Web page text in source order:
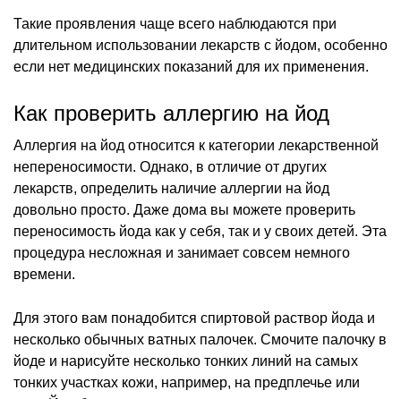
Такие проявления чаще всего наблюдаются при
длительном использовании лекарств с йодом, особенно
если нет медицинских показаний для их применения.
Как проверить аллергию на йод
Аллергия на йод относится к категории лекарственной
непереносимости. Однако, в отличие от других
лекарств, определить наличие аллергии на йод
довольно просто. Даже дома вы можете проверить
переносимость йода как у себя, так и у своих детей. Эта
процедура несложная и занимает совсем немного
времени.
Для этого вам понадобится спиртовой раствор йода и
несколько обычных ватных палочек. Смочите палочку в
йоде и нарисуйте несколько тонких линий на самых
тонких участках кожи, например, на предплечье или